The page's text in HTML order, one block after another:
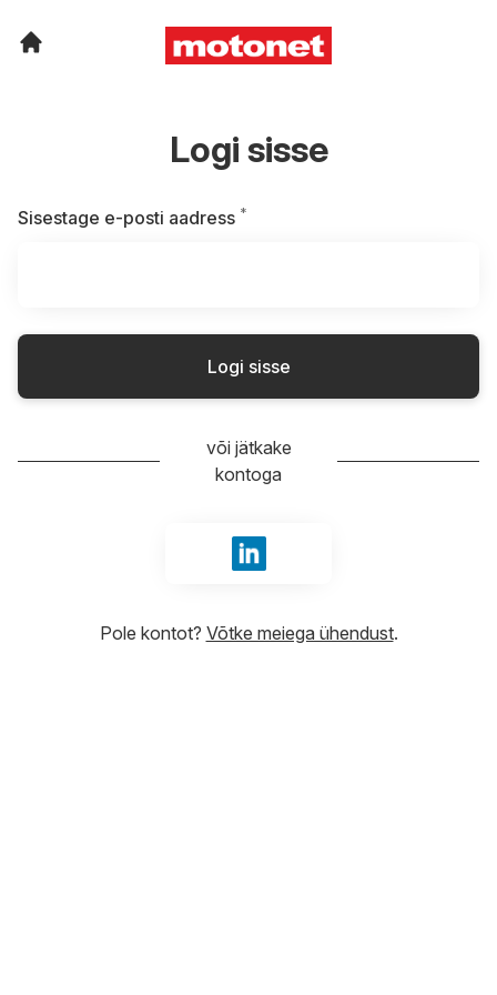
Logi sisse
Sisestage e-posti aadress *
Logi sisse
või jätkake
kontoga
Logige sisse LinkedIn abil
Pole kontot? Võtke meiega ühendust.